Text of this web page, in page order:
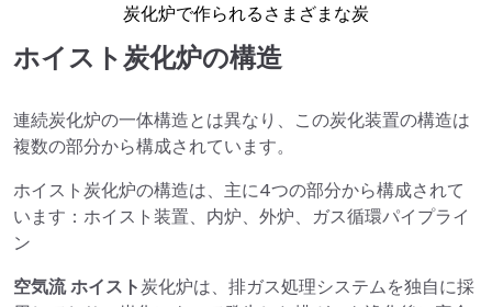
炭化炉で作られるさまざまな炭
ホイスト炭化炉の構造
連続炭化炉の一体構造とは異なり、この炭化装置の構造は
複数の部分から構成されています。
ホイスト炭化炉の構造は、主に4つの部分から構成されて
います：ホイスト装置、内炉、外炉、ガス循環パイプライ
ン
空気流ホイスト炭化炉は、排ガス処理システムを独自に採